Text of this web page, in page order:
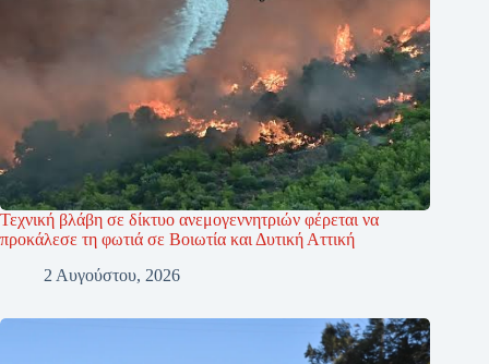
Τεχνική βλάβη σε δίκτυο ανεμογεννητριών φέρεται να
προκάλεσε τη φωτιά σε Βοιωτία και Δυτική Αττική
2 Αυγούστου, 2026